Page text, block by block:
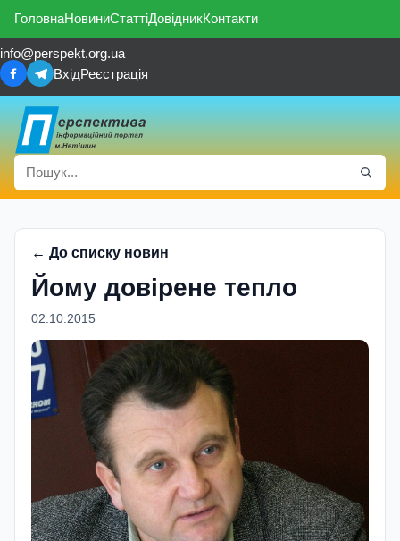
ГоловнаНовиниСтаттіДовідникКонтакти
info@perspekt.org.ua
ВхідРеєстрація
← До списку новин
Йому довiрене тепло
02.10.2015